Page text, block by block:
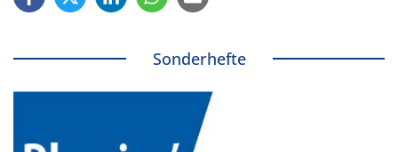
Sonderhefte